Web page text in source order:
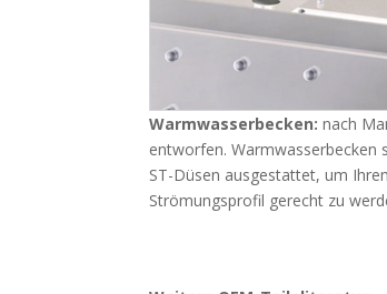
Warmwasserbecken: nach
entworfen. Warmwasserbecken
ST-Düsen ausgestattet, um
Strömungsprofil gerecht zu